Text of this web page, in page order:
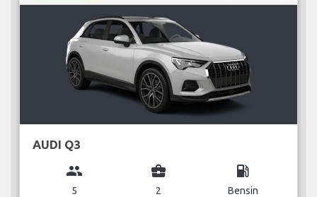
AUDI Q3
group
5
business_center
2
local_gas_station
Bensin